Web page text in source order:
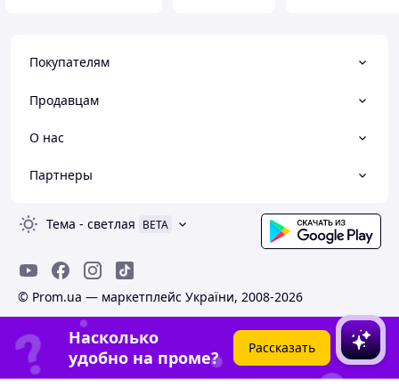
Покупателям
Продавцам
О нас
Партнеры
Тема - светлая BETA
© Prom.ua — маркетплейс України, 2008-2026
Насколько
удобно на проме?
Рассказать